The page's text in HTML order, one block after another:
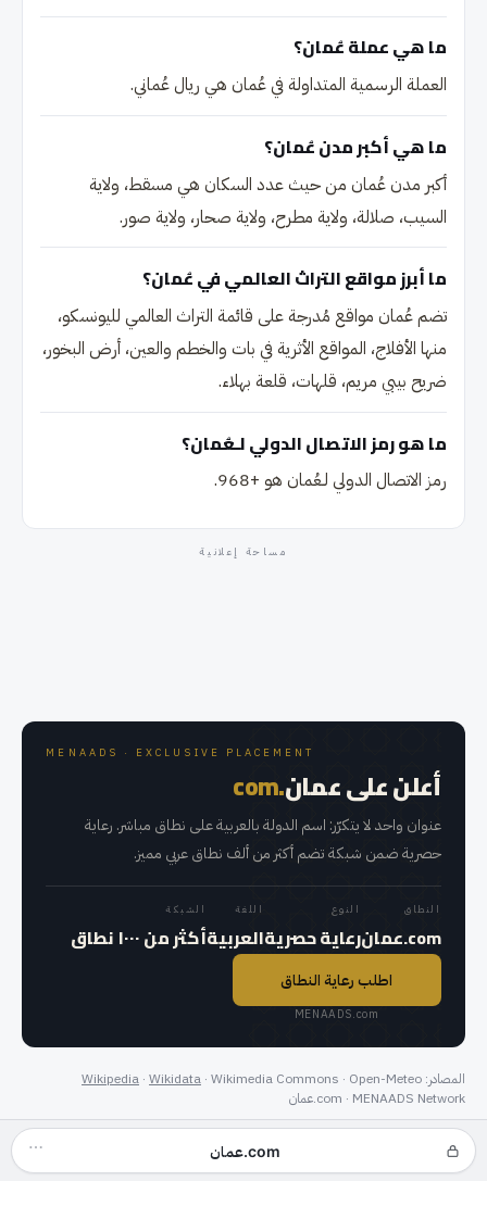
ما هي عملة عُمان؟
العملة الرسمية المتداولة في عُمان هي ريال عُماني.
ما هي أكبر مدن عُمان؟
أكبر مدن عُمان من حيث عدد السكان هي مسقط، ولاية
السيب، صلالة، ولاية مطرح، ولاية صحار، ولاية صور.
ما أبرز مواقع التراث العالمي في عُمان؟
تضم عُمان مواقع مُدرجة على قائمة التراث العالمي لليونسكو،
منها الأفلاج، المواقع الأثرية في بات والخطم والعين، أرض البخور،
ضريح بيبي مريم، قلهات، قلعة بهلاء.
ما هو رمز الاتصال الدولي لـعُمان؟
رمز الاتصال الدولي لـعُمان هو +968.
مساحة إعلانية
MENAADS · EXCLUSIVE PLACEMENT
أعلن علىعمان.com
عنوان واحد لا يتكرّر: اسم الدولة بالعربية على نطاق مباشر. رعاية
حصرية ضمن شبكة تضم أكثر من ألف نطاق عربي مميز.
النطاق
عمان.com
النوع
رعاية حصرية
اللغة
العربية
الشبكة
أكثر من ١٠٠٠ نطاق
اطلب رعاية النطاق
MENAADS.com
المصادر:
Wikipedia · Wikidata · Wikimedia Commons · Open-Meteo
عمان.com · MENAADS Network
عمان.com